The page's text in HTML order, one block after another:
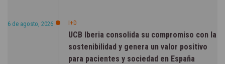
6 de agosto, 2026 I+D
UCB Iberia consolida su compromiso con la
sostenibilidad y genera un valor positivo
para pacientes y sociedad en España